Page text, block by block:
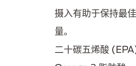
摄入有助于保持最
量。
二十碳五烯酸